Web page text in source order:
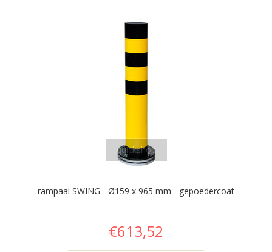
quickshop
rampaal SWING - Ø159 x 965 mm - gepoedercoat
€613,52